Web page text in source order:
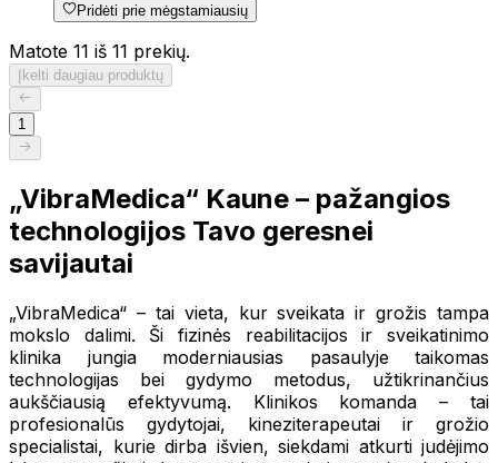
Pridėti prie mėgstamiausių
Matote 11 iš 11 prekių.
Įkelti daugiau produktų
1
„VibraMedica“ Kaune – pažangios
technologijos Tavo geresnei
savijautai
„VibraMedica“ – tai vieta, kur sveikata ir grožis tampa
mokslo dalimi. Ši fizinės reabilitacijos ir sveikatinimo
klinika jungia moderniausias pasaulyje taikomas
technologijas bei gydymo metodus, užtikrinančius
aukščiausią efektyvumą. Klinikos komanda – tai
profesionalūs gydytojai, kineziterapeutai ir grožio
specialistai, kurie dirba išvien, siekdami atkurti judėjimo